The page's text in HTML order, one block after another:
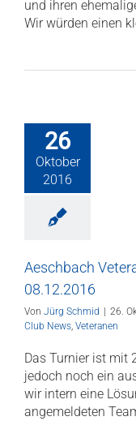
und ihren
Wir würden einen
26
Oktober
2016
Aeschbach
08.12.2016
Von Jürg Schmid 26.
Club News, Veteranen
Das Turnier ist mit
jedoch noch ein
wir intern eine
angemeldeten